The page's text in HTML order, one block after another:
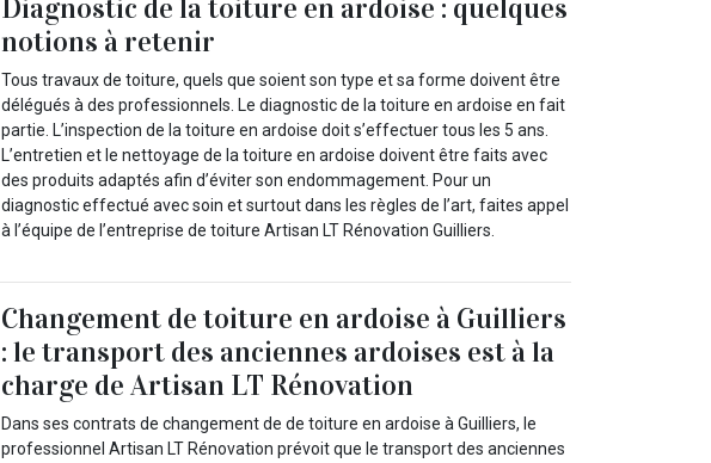
Diagnostic de la toiture en ardoise : quelques
notions à retenir
Tous travaux de toiture, quels que soient son type et sa forme doivent être
délégués à des professionnels. Le diagnostic de la toiture en ardoise en fait
partie. L’inspection de la toiture en ardoise doit s’effectuer tous les 5 ans.
L’entretien et le nettoyage de la toiture en ardoise doivent être faits avec
des produits adaptés afin d’éviter son endommagement. Pour un
diagnostic effectué avec soin et surtout dans les règles de l’art, faites appel
à l’équipe de l’entreprise de toiture Artisan LT Rénovation Guilliers.
Changement de toiture en ardoise à Guilliers
: le transport des anciennes ardoises est à la
charge de Artisan LT Rénovation
Dans ses contrats de changement de de toiture en ardoise à Guilliers, le
professionnel Artisan LT Rénovation prévoit que le transport des anciennes